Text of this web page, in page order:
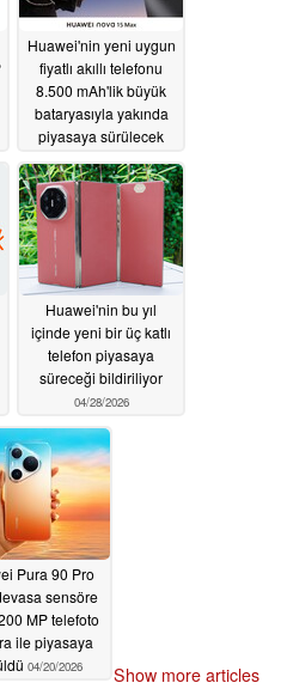
Huawei'nin yeni uygun
fiyatlı akıllı telefonu
8.500 mAh'lik büyük
bataryasıyla yakında
piyasaya sürülecek
05/01/2026
Huawei'nin bu yıl
içinde yeni bir üç katlı
telefon piyasaya
süreceği bildiriliyor
04/28/2026
Pura 90 Pro
sensöre
MP telefoto
ile piyasaya
04/20/2026 Show more articles